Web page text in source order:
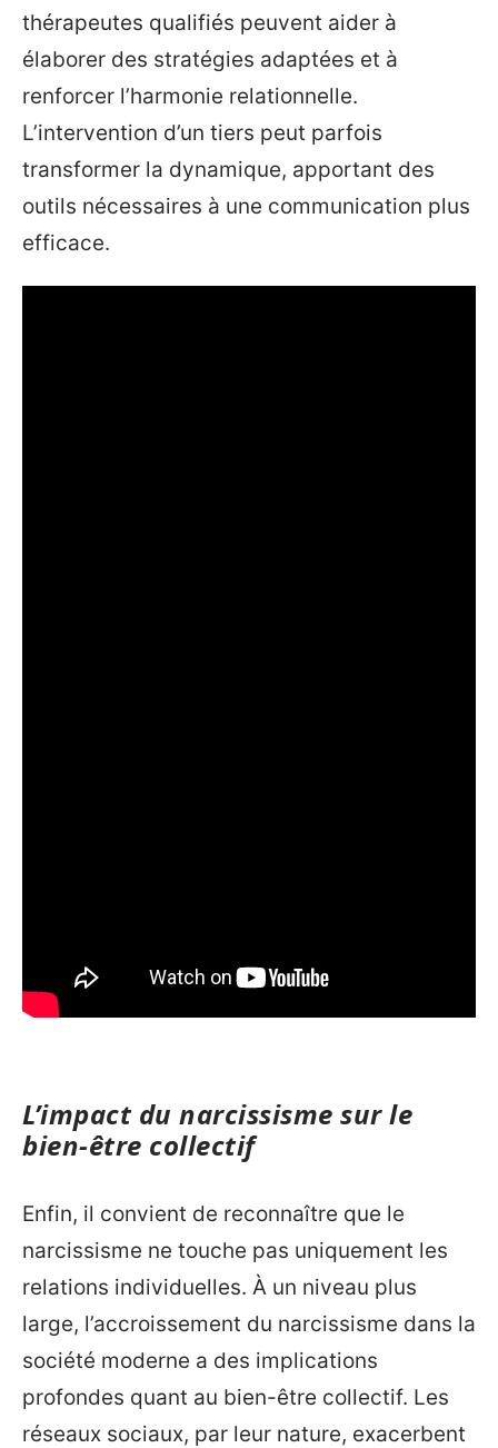
thérapeutes qualifiés peuvent aider à
élaborer des stratégies adaptées et à
renforcer l’harmonie relationnelle.
L’intervention d’un tiers peut parfois
transformer la dynamique, apportant des
outils nécessaires à une communication plus
efficace.
L’impact du narcissisme sur le
bien-être collectif
Enfin, il convient de reconnaître que le
narcissisme ne touche pas uniquement les
relations individuelles. À un niveau plus
large, l’accroissement du narcissisme dans la
société moderne a des implications
profondes quant au bien-être collectif. Les
réseaux sociaux, par leur nature, exacerbent